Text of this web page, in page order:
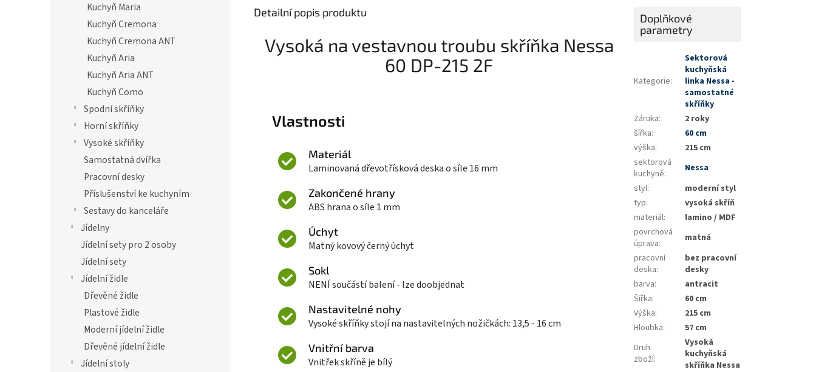
Kuchyň Maria
Kuchyň Cremona
Kuchyň Cremona ANT
Kuchyň Aria
Kuchyň Aria ANT
Kuchyň Como
Spodní skříňky
Horní skříňky
Vysoké skříňky
Samostatná dvířka
Pracovní desky
Příslušenství ke kuchyním
Sestavy do kanceláře
Jídelny
Jídelní sety pro 2 osoby
Jídelní sety
Jídelní židle
Dřevěné židle
Plastové židle
Moderní jídelní židle
Dřevěné jídelní židle
Jídelní stoly
Detailní popis produktu
Vysoká na vestavnou troubu skříňka Nessa
60 DP-215 2F
Vlastnosti
Materiál
Laminovaná dřevotřísková deska o síle 16 mm
Zakončené hrany
ABS hrana o síle 1 mm
Úchyt
Matný kovový černý úchyt
Sokl
NENÍ součástí balení - lze doobjednat
Nastavitelné nohy
Vysoké skříňky stojí na nastavitelných nožičkách: 13,5 - 16 cm
Vnitřní barva
Vnitřek skříně je bílý
Doplňkové
parametry
Kategorie:
Sektorová
kuchyňská
linka Nessa -
samostatné
skříňky
Záruka:
2 roky
šířka:
60 cm
výška:
215 cm
sektorová
kuchyně:
Nessa
styl:
moderní styl
typ:
vysoká skříň
materiál:
lamino / MDF
povrchová
úprava:
matná
pracovní
deska:
bez pracovní
desky
barva:
antracit
Šířka:
60 cm
Výška:
215 cm
Hloubka:
57 cm
Druh
zboží:
Vysoká
kuchyňská
skříňka Nessa